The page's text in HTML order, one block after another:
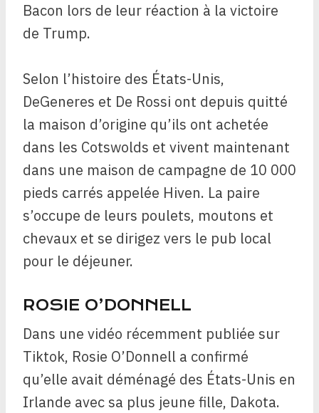
Bacon lors de leur réaction à la victoire
de Trump.
Selon l’histoire des États-Unis,
DeGeneres et De Rossi ont depuis quitté
la maison d’origine qu’ils ont achetée
dans les Cotswolds et vivent maintenant
dans une maison de campagne de 10 000
pieds carrés appelée Hiven. La paire
s’occupe de leurs poulets, moutons et
chevaux et se dirigez vers le pub local
pour le déjeuner.
ROSIE O’DONNELL
Dans une vidéo récemment publiée sur
Tiktok, Rosie O’Donnell a confirmé
qu’elle avait déménagé des États-Unis en
Irlande avec sa plus jeune fille, Dakota.